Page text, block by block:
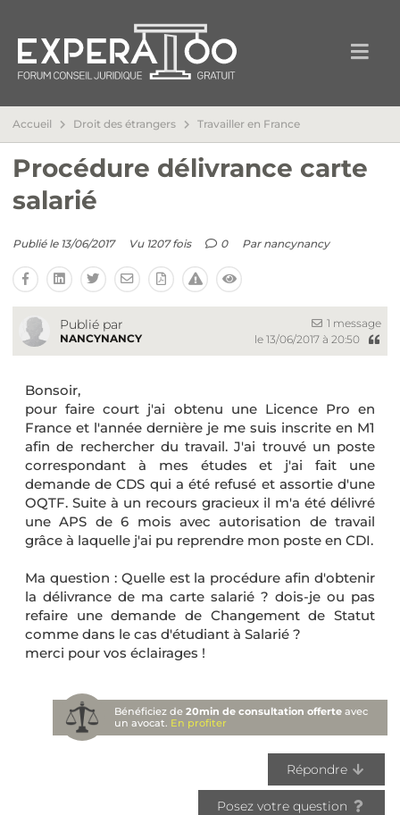
Accueil Droit des étrangers Travailler en France
Procédure délivrance carte
salarié
Publié le 13/06/2017 Vu 1207 fois 0 Par nancynancy
Publié par
NANCYNANCY
1 message
le 13/06/2017 à 20:50
Bonsoir,
pour faire court j'ai obtenu une Licence Pro en
France et l'année dernière je me suis inscrite en M1
afin de rechercher du travail. J'ai trouvé un poste
correspondant à mes études et j'ai fait une
demande de CDS qui a été refusé et assortie d'une
OQTF. Suite à un recours gracieux il m'a été délivré
une APS de 6 mois avec autorisation de travail
grâce à laquelle j'ai pu reprendre mon poste en CDI.
Ma question : Quelle est la procédure afin d'obtenir
la délivrance de ma carte salarié ? dois-je ou pas
refaire une demande de Changement de Statut
comme dans le cas d'étudiant à Salarié ?
merci pour vos éclairages !
Bénéficiez de20min de consultation offerte avec
un avocat. En profiter
Répondre
Posez votre question